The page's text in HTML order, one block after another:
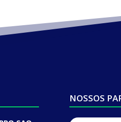
NOSSOS